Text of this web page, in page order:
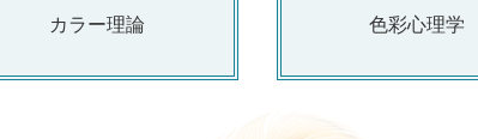
カラー理論 色彩心理学